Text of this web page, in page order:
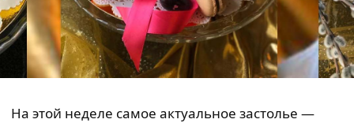
На этой неделе самое актуальное застолье —